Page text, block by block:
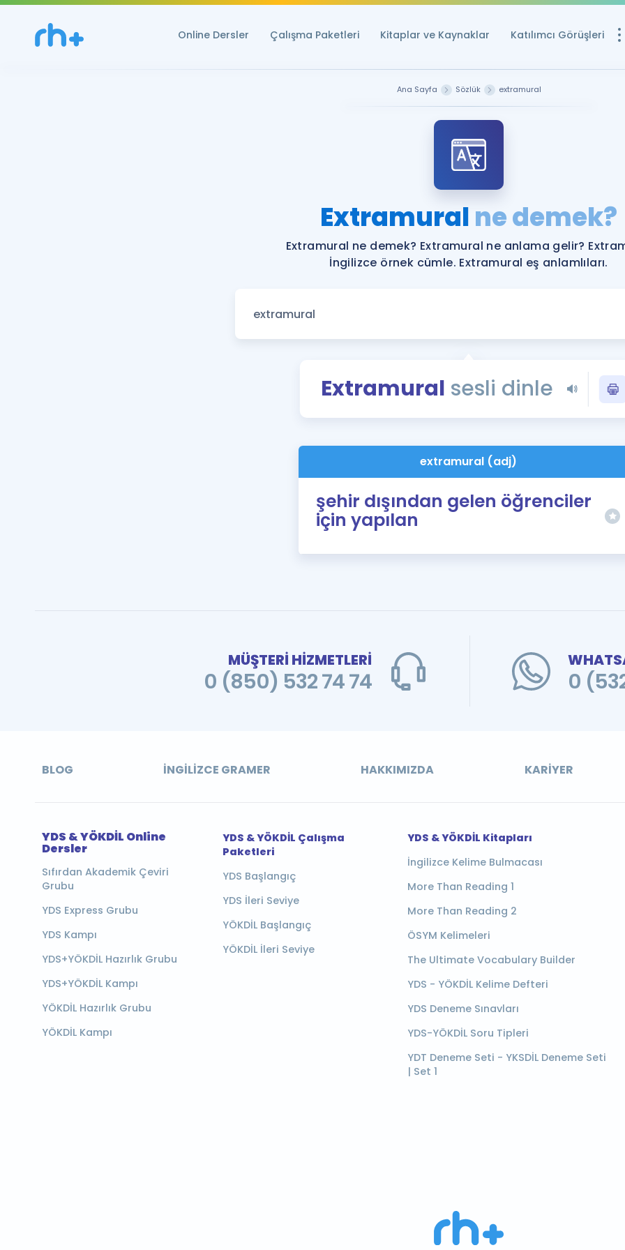
Online Dersler Çalışma Paketleri Kitaplar ve Kaynaklar Katılımcı Görüşleri
Ücretsiz
YDS ve YÖKDİL
YDS ve YÖKDİL'e
Tüm ÖSYM
YDS - YÖKDİL
İngilizce
Ana Sayfa Sözlük extramural
Extramuralne demek?
Extramural ne demek? Extramural ne anlama gelir?
İngilizce örnek cümle. Extramural eş anlamlıları.
Extramural sesli dinle
extramural (adj)
şehir dışından gelen öğrenciler
için yapılan
MÜŞTERİ HİZMETLERİ
0 (850) 532 74 74 0
BLOG İNGILIZCE GRAMER HAKKIMIZDA KARIYER
YDS & YÖKDİL Online
Dersler
Sıfırdan Akademik Çeviri
Grubu
YDS Express Grubu
YDS Kampı
YDS+YÖKDİL Hazırlık Grubu
YDS+YÖKDİL Kampı
YÖKDİL Hazırlık Grubu
YÖKDİL Kampı
YDS & YÖKDİL Çalışma
Paketleri
YDS Başlangıç
YDS İleri Seviye
YÖKDİL Başlangıç
YÖKDİL İleri Seviye
YDS & YÖKDİL Kitapları
İngilizce Kelime Bulmacası
More Than Reading 1
More Than Reading 2
ÖSYM Kelimeleri
The Ultimate Vocabulary Builder
YDS - YÖKDİL Kelime Defteri
YDS Deneme Sınavları
YDS-YÖKDİL Soru Tipleri
YDT Deneme Seti - YKSDİL Deneme Seti
| Set 1